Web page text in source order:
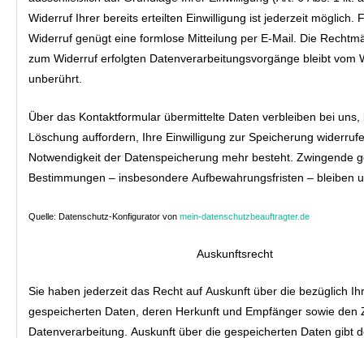
Widerruf Ihrer bereits erteilten Einwilligung ist jederzeit möglich.
Widerruf genügt eine formlose Mitteilung per E-Mail. Die
zum Widerruf erfolgten Datenverarbeitungsvorgänge bleibt vom
unberührt.
Über das Kontaktformular übermittelte Daten verbleiben bei uns,
Löschung auffordern, Ihre Einwilligung zur Speicherung
Notwendigkeit der Datenspeicherung mehr besteht. Zwingende
Bestimmungen – insbesondere Aufbewahrungsfristen – bleiben
Quelle: Datenschutz-Konfigurator von mein-datenschutzbeauftragter.de
Auskunftsrecht
Sie haben jederzeit das Recht auf Auskunft über die bezüglich
gespeicherten Daten, deren Herkunft und Empfänger sowie den
Datenverarbeitung. Auskunft über die gespeicherten Daten gibt